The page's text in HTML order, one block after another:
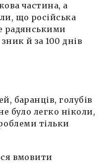
частина, а
що російська
радянськими
й за 100 днів
баранців, голубів
було легко ніколи,
тільки
вмовити